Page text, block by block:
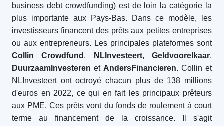
business debt crowdfunding) est de loin la catégorie la
plus importante aux Pays-Bas. Dans ce modèle, les
investisseurs financent des prêts aux petites entreprises
ou aux entrepreneurs. Les principales plateformes sont
Collin Crowdfund , NLInvesteert,Geldvoorelkaar,
DuurzaamInvesteren et AndersFinancieren. Collin et
NLInvesteert ont octroyé chacun plus de 138 millions
d'euros en 2022, ce qui en fait les principaux prêteurs
aux PME. Ces prêts vont du fonds de roulement à court
terme au financement de la croissance. Il s'agit